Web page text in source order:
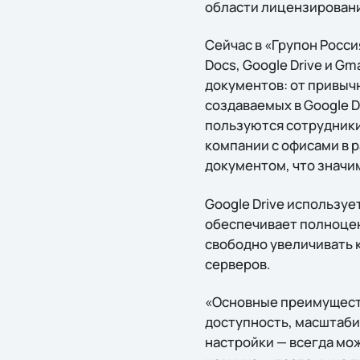
области
Сейчас в «Групон
Docs, Google Drive и
документов: от
создаваемых в Google
пользуются
компании с офисами в
документом, что
Google Drive
обеспечивает
свободно увеличивать
серверов.
«Основные
доступность,
настройки — всегда